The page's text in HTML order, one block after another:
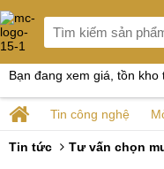
Bạn đang xem giá, tồn kho
Tin công nghệ
Tin tức Tư vấn chọn